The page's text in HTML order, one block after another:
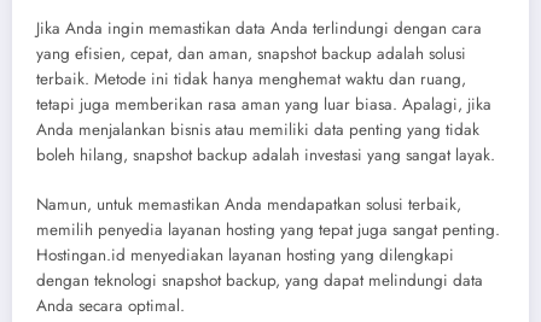
Jika Anda ingin memastikan data Anda terlindungi dengan cara
yang efisien, cepat, dan aman, snapshot backup adalah solusi
terbaik. Metode ini tidak hanya menghemat waktu dan ruang,
tetapi juga memberikan rasa aman yang luar biasa. Apalagi, jika
Anda menjalankan bisnis atau memiliki data penting yang tidak
boleh hilang, snapshot backup adalah investasi yang sangat layak.
Namun, untuk memastikan Anda mendapatkan solusi terbaik,
memilih penyedia layanan hosting yang tepat juga sangat penting.
Hostingan.id menyediakan layanan hosting yang dilengkapi
dengan teknologi snapshot backup, yang dapat melindungi data
Anda secara optimal.